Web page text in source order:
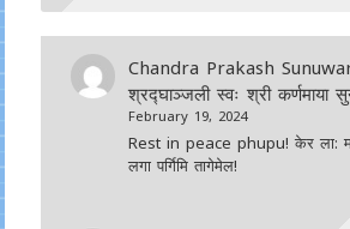
Chandra Prakash
श्रद्घाञ्जली स्वः श्री कर्णमाया
February 19, 2024
Rest in peace phupu! केर ला:
लगा पर्गिमि तागेमेल!